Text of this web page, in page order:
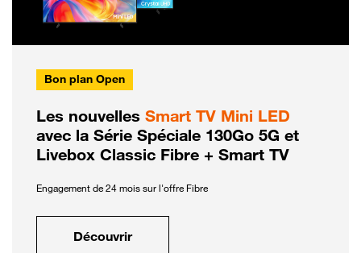
Bon plan Open
Les nouvelles Smart TV Mini LED
avec la Série Spéciale 130Go 5G et
Livebox Classic Fibre + Smart TV
Engagement de 24 mois sur l'offre Fibre
Découvrir